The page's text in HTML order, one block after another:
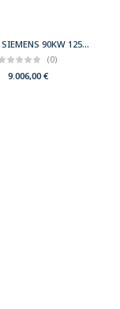
MOTOR SIEMENS 90KW 125CV 3000 B3 T280 400/690 IE3
(0)
9.006,00€